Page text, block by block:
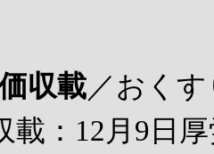
収載／おく
載：12月9日